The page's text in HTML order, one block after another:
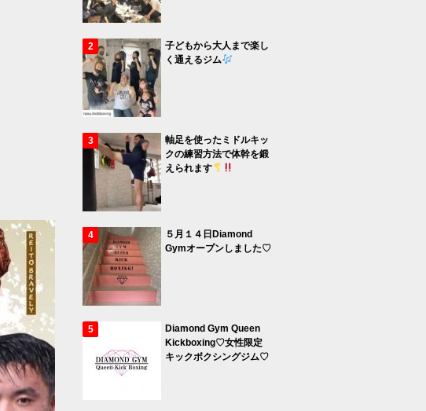
子どもから大人まで楽し
く通えるジム
軸足を使ったミドルキッ
クの練習方法で体幹を鍛
えられます
５月１４日Diamond
Gymオープンしました♡
Diamond Gym Queen
Kickboxing♡女性限定
キックボクシングジム♡